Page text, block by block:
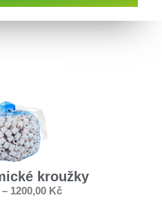
kroužky
– 1200,00 Kč